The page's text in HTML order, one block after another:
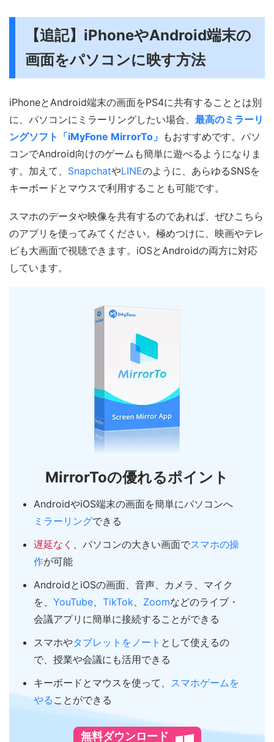
【追記】iPhoneやAndroid端末の
画面をパソコンに映す方法
iPhoneとAndroid端末の画面をPS4に共有することとは別
に、パソコンにミラーリングしたい場合、 最高のミラーリ
ングソフト「iMyFone MirrorTo」 もおすすめです。パソ
コンでAndroid向けのゲームも簡単に遊べるようになりま
す。加えて、 SnapchatやLINEのように、あらゆるSNSを
キーボードとマウスで利用することも可能です。
スマホのデータや映像を共有するのであれば、ぜひこちら
のアプリを使ってみてください。極めつけに、映画やテレ
ビも大画面で視聴できます。iOSとAndroidの両方に対応
しています。
MirrorToの優れるポイント
AndroidやiOS端末の画面を簡単にパソコンへ
ミラーリングできる
遅延なく
、パソコンの大きい画面でスマホの操
作が可能
AndroidとiOSの画面、音声、カメラ、マイク
を、 YouTube TikTok Zoomなどのライブ・
会議アプリに簡単に接続することができる
スマホやタブレットをノート として使えるの
で、授業や会議にも活用できる
キーボードとマウスを使って、 スマホゲームを
やる ことができる
無料ダウンロード